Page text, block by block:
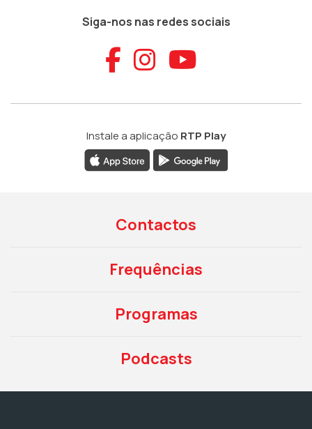
Siga-nos nas redes sociais
Aceder ao
Aceder ao
Aceder
Instale a aplicação RTP Play
Contactos
Frequências
Programas
Podcasts